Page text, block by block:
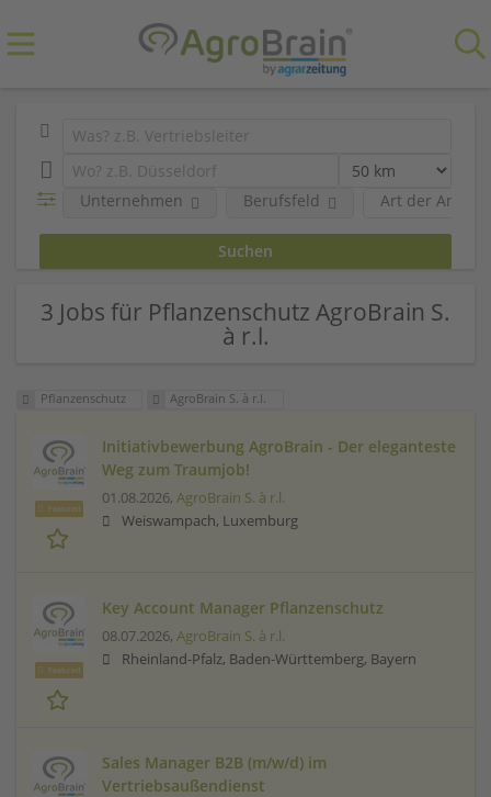
Art der
Unternehmen Berufsfeld
3 Jobs für Pflanzenschutz AgroBrain S.
à r.l.
Pflanzenschutz AgroBrain S. à r.l.
Featured
Initiativbewerbung AgroBrain - Der eleganteste
Weg zum Traumjob!
01.08.2026, AgroBrain S. à r.l.
Weiswampach, Luxemburg
Featured
Key Account Manager Pflanzenschutz
08.07.2026, AgroBrain S. à r.l.
Rheinland-Pfalz, Baden-Württemberg, Bayern
Sales Manager B2B (m/w/d) im
Vertriebsaußendienst